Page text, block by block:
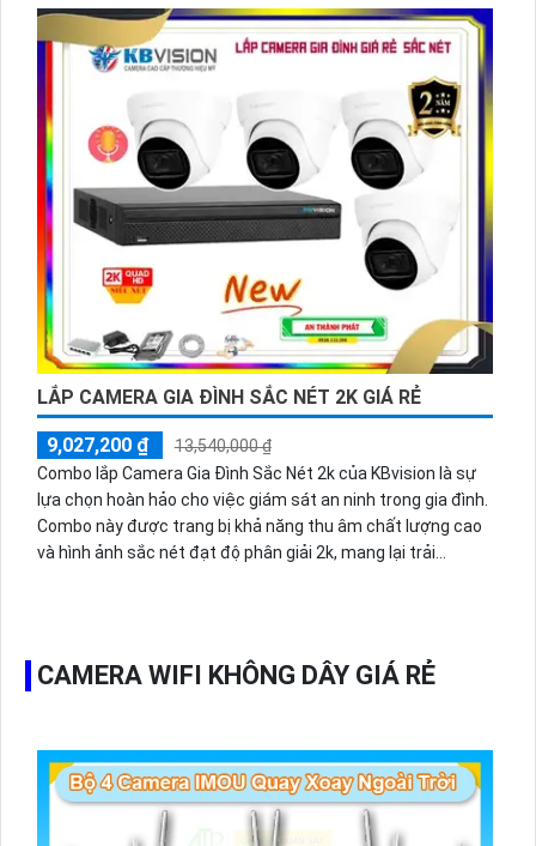
cài đặt trên thiết bị di động như điện thoại, giúp bạn dễ
dàng quản lý và giám sát từ xa mọi lúc mọi nơi. Đầu ghi hình
4 kênh cung cấp khả năng lưu trữ dữ liệu an toàn và tiện lợi.
Đây chắc chắn là sự lựa chọn lý tưởng cho việc bảo vệ gia
đình và tài sản.
LẮP CAMERA GIA ĐÌNH SẮC NÉT 2K GIÁ RẺ
9,027,200 ₫
13,540,000 ₫
Combo lắp Camera Gia Đình Sắc Nét 2k của KBvision là sự
lựa chọn hoàn hảo cho việc giám sát an ninh trong gia đình.
Combo này được trang bị khả năng thu âm chất lượng cao
và hình ảnh sắc nét đạt độ phân giải 2k, mang lại trải
Combo này đáng để xem xét cho hệ thống an ninh gia đình
của bạn.
CAMERA WIFI KHÔNG DÂY GIÁ RẺ